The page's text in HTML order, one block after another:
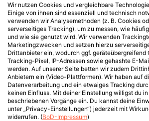
Wir nutzen Cookies und vergleichbare
Einige von ihnen sind essenziell und technisch
verwenden wir Analysemethoden (z. B. Cookies
serverseitiges Tracking), um zu messen, wie
und wie sie genutzt wird. Wir verwenden
Marketingzwecken und setzen hierzu
Drittanbieter ein, wodurch ggf. geräteübergreifend
Tracking-Pixel, IP-Adressen sowie gehashte E-
werden. Auf unserer Seite betten wir zudem
Anbietern ein (Video-Plattformen). Wir haben auf
Datenverarbeitung und ein etwaiges Tracking
keinen Einfluss. Mit deiner Einstellung willigst du
beschriebenen Vorgänge ein. Du kannst deine
unter „Privacy-Einstellungen“) jederzeit mit
widerrufen. (BoD-Impressum)